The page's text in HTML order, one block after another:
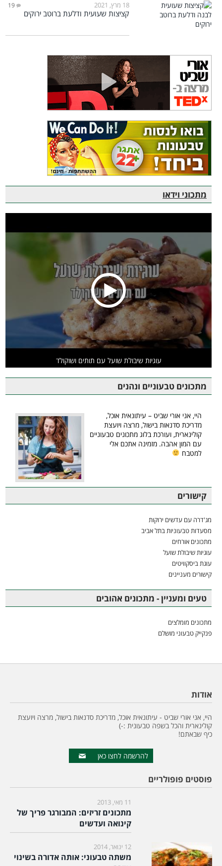
18 מרץ, 2021 19
קציצות שעועית ודלעת ברוטב ירוקים
מתכוני וידאו
עוגיות שיבולת שועל עם תותים ושוקולד
מתכונים טבעוניים ונהנים
היי, אני אורי שביט – עיתונאית אוכל,
מדריכת סדנאות בישול, מרצה ויועצת
קולינארית, ועורכת בלוג מתכונים טבעוניים
עם המון אהבה. מזמינה אתכם אלי
למטבח
קישורים
מג'דרה עם עדשים ירוקות
מסעדות טבעוניות בתל אביב
מתכונים אורחים
עוגיות שיבולת שועל
עוגת ביסקוויטים
קישורים מעניינים
טעים ומעניין - מתכונים אהובים
מתכונים מומלצים
פנקייק טבעוני מושלם
אודות
היי, אני אורי שביט - עיתונאית אוכל, מדריכת סדנאות בישול, מרצה ויועצת
קולינארית והכל בשפה טבעונית :-)
כיף שבאתם!
להרשמה לחצו כאן
פוסטים פופולריים
11 מאי, 2013
מתכונים זריזים: המבורגר פריך של
קינואה ועדשים
12 ינואר, 2014
משתה טבעוני: אותה אדורה בשינוי